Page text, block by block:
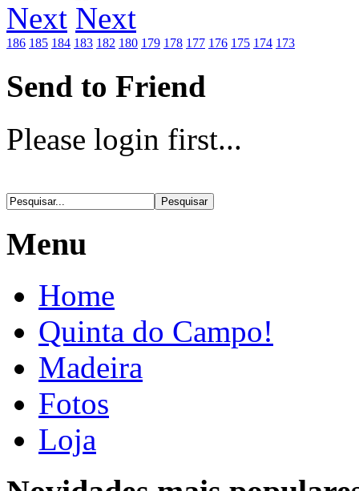
Next
186 185 184 183 182 180 179 178 177 176 175 174 173
Send to Friend
Please login first...
Menu
Home
Quinta do Campo!
Madeira
Fotos
Loja